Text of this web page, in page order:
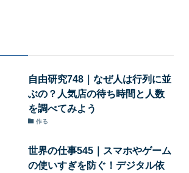
自由研究748｜なぜ人は行列に並
ぶの？人気店の待ち時間と人数
を調べてみよう
作る
世界の仕事545｜スマホやゲーム
の使いすぎを防ぐ！デジタル依